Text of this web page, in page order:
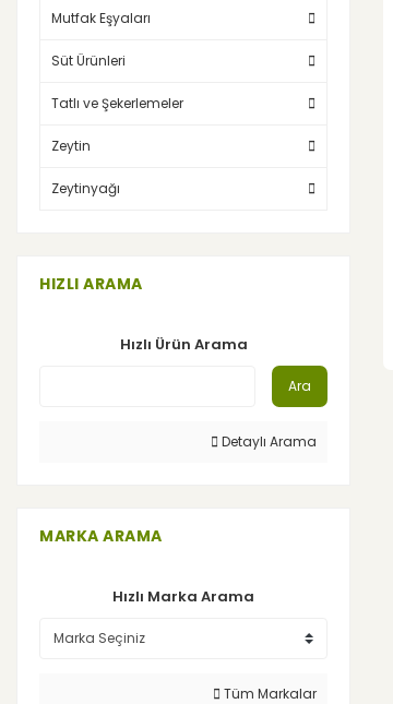
Mutfak Eşyaları
Süt Ürünleri
Tatlı ve Şekerlemeler
Zeytin
Zeytinyağı
HIZLI ARAMA
Hızlı Ürün Arama
Ara
Detaylı Arama
MARKA ARAMA
Hızlı Marka Arama
Tüm Markalar